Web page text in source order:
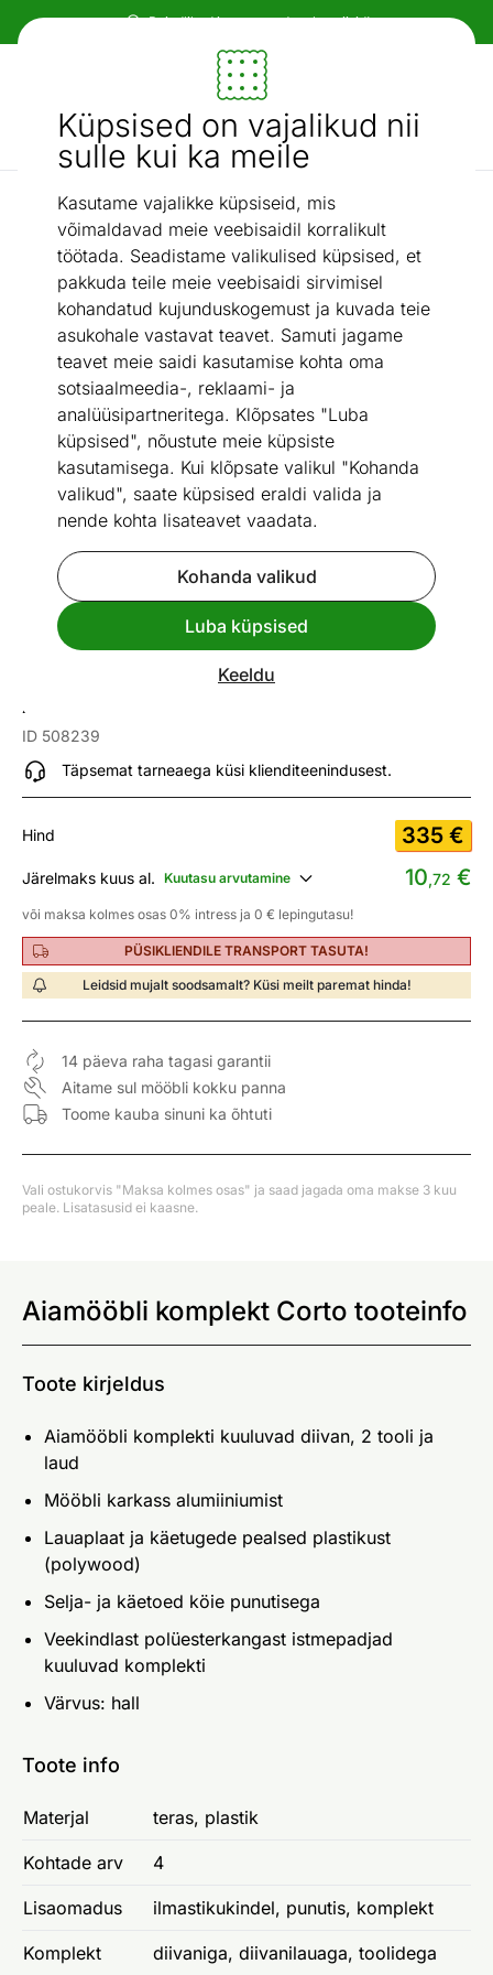
Küpsised on vajalikud nii
sulle kui ka meile
Kasutame vajalikke küpsiseid, mis
võimaldavad meie veebisaidil korralikult
töötada. Seadistame valikulised küpsised, et
pakkuda teile meie veebisaidi sirvimisel
kohandatud kujunduskogemust ja kuvada teie
asukohale vastavat teavet. Samuti jagame
teavet meie saidi kasutamise kohta oma
sotsiaalmeedia-, reklaami- ja
analüüsipartneritega. Klõpsates "Luba
küpsised", nõustute meie küpsiste
kasutamisega. Kui klõpsate valikul "Kohanda
valikud", saate küpsised eraldi valida ja
nende kohta lisateavet vaadata.
Kohanda valikud
Luba küpsised
Keeldu
Paindlikud ja mugavad makseviisid!
Mööbel ja sisustus - ON24
Otsi...
AI otsing
Aed ja terrass / Aiamööbli komplekt Corto
Go to slide 8
Vaata sarnaseid
Aiamööbli komplekt Corto
ID 508239
Täpsemat tarneaega küsi klienditeenindusest.
Hind 335 €
Järelmaks kuus al. Kuutasu arvutamine 10,72 €
või maksa kolmes osas 0% intress ja 0 € lepingutasu!
PÜSIKLIENDILE TRANSPORT TASUTA!
Leidsid mujalt soodsamalt? Küsi meilt paremat hinda!
14 päeva raha tagasi garantii
Aitame sul mööbli kokku panna
Toome kauba sinuni ka õhtuti
Vali ostukorvis "Maksa kolmes osas" ja saad jagada oma makse 3 kuu
peale. Lisatasusid ei kaasne.
Aiamööbli komplekt Corto tooteinfo
Toote kirjeldus
Aiamööbli komplekti kuuluvad diivan, 2 tooli ja
laud
Mööbli karkass alumiiniumist
Lauaplaat ja käetugede pealsed plastikust
(polywood)
Selja- ja käetoed köie punutisega
Veekindlast polüesterkangast istmepadjad
kuuluvad komplekti
Värvus: hall
Toote info
Materjal teras, plastik
Kohtade arv 4
Lisaomadus ilmastikukindel, punutis, komplekt
Komplekt diivaniga, diivanilauaga, toolidega